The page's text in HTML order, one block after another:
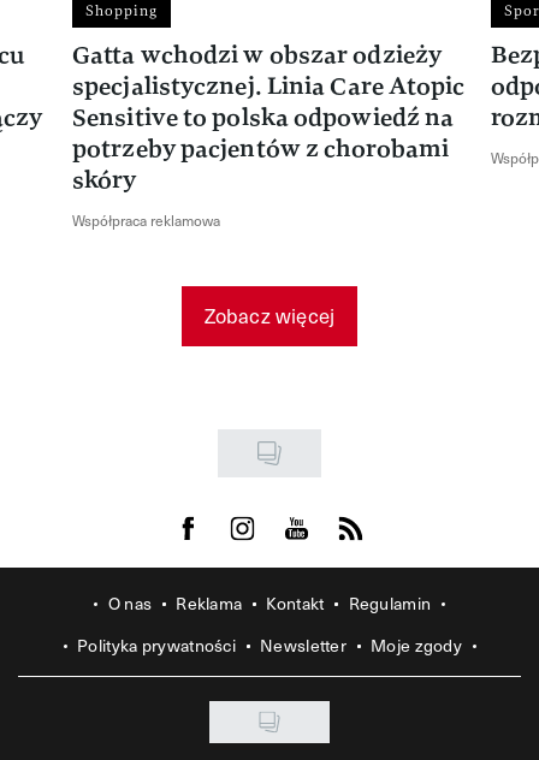
Shopping
Gatta wchodzi w obszar odzieży
specjalistycznej. Linia Care Atopic
Sensitive to polska odpowiedź na
potrzeby pacjentów z chorobami
skóry
Współpraca reklamowa
Zobacz więcej
Visit us on Facebook
Visit us on Instagram
Visit us on Youtube
Visit us on Rss
O nas Reklama Kontakt
Regulamin
Polityka prywatności
Newsletter Moje zgody